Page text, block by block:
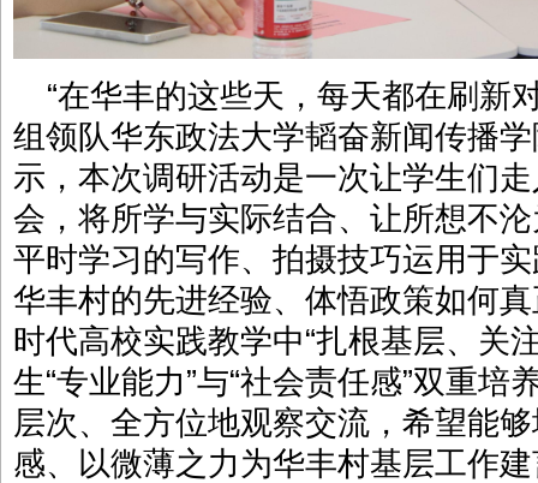
“在华丰的这些天，每天都在刷新
组领队华东政法大学韬奋新闻传播
示，本次调研活动是一次让学生们
会，将所学与实际结合、让所想不
平时学习的写作、拍摄技巧运用于
华丰村的先进经验、体悟政策如何
时代高校实践教学中“扎根基层、关
生“专业能力”与“社会责任感”双重培
层次、全方位地观察交流，希望能
感、以微薄之力为华丰村基层工作建